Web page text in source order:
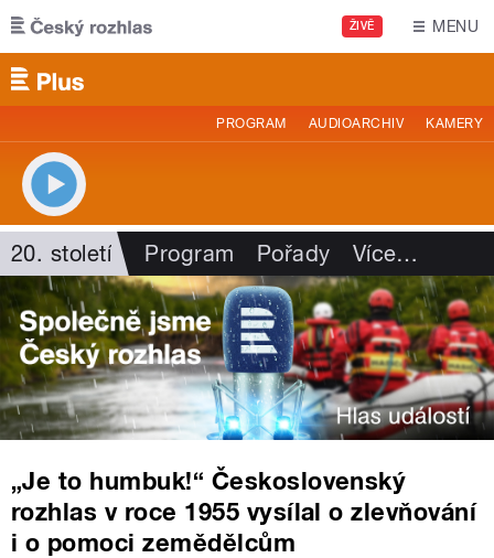
Přejít k hlavnímu obsahu
ŽIVĚ MENU
PROGRAM AUDIOARCHIV KAMERY
20. století Program Pořady Více…
„Je to humbuk!“ Československý
rozhlas v roce 1955 vysílal o zlevňování
i o pomoci zemědělcům